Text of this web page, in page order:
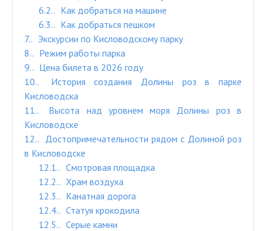
6.2.
Как добраться на машине
6.3.
Как добраться пешком
7.
Экскурсии по Кисловодскому парку
8.
Режим работы парка
9.
Цена билета в 2026 году
10.
История создания Долины роз в парке
Кисловодска
11.
Высота над уровнем моря Долины роз в
Кисловодске
12.
Достопримечательности рядом с Долиной роз
в Кисловодске
12.1.
Смотровая площадка
12.2.
Храм воздуха
12.3.
Канатная дорога
12.4.
Статуя крокодила
12.5.
Серые камни